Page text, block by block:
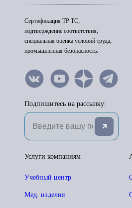
Сертификация ТР ТС;
подтверждение соответствия;
специальная оценка условий труда;
промышленная безопасность.
Подпишитесь на рассылку:
Услуги компаниям
Учебный центр
Мед. изделия